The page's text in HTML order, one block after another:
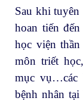
Sau khi tuyên
hoan tiến
học viện
môn triết
mục vụ…các
bệnh nhân